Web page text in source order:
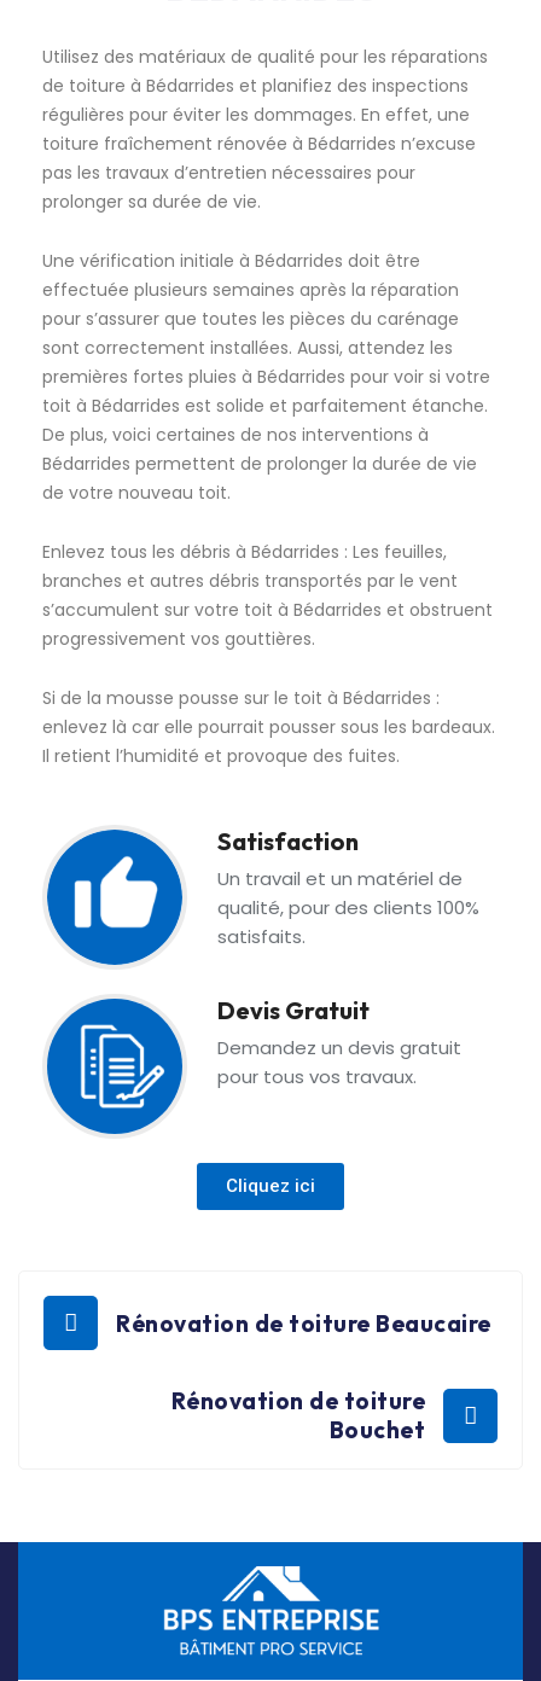
Utilisez des matériaux de qualité pour les réparations
de toiture à Bédarrides et planifiez des inspections
régulières pour éviter les dommages. En effet, une
toiture fraîchement rénovée à Bédarrides n’excuse
pas les travaux d’entretien nécessaires pour
prolonger sa durée de vie.
Une vérification initiale à Bédarrides doit être
effectuée plusieurs semaines après la réparation
pour s’assurer que toutes les pièces du carénage
sont correctement installées. Aussi, attendez les
premières fortes pluies à Bédarrides pour voir si votre
toit à Bédarrides est solide et parfaitement étanche.
De plus, voici certaines de nos interventions à
Bédarrides permettent de prolonger la durée de vie
de votre nouveau toit.
Enlevez tous les débris à Bédarrides : Les feuilles,
branches et autres débris transportés par le vent
s’accumulent sur votre toit à Bédarrides et obstruent
progressivement vos gouttières.
Si de la mousse pousse sur le toit à Bédarrides :
enlevez là car elle pourrait pousser sous les bardeaux.
Il retient l’humidité et provoque des fuites.
Satisfaction
Un travail et un matériel de
qualité, pour des clients 100%
satisfaits.
Devis Gratuit
Demandez un devis gratuit
pour tous vos travaux.
Cliquez ici
Rénovation de toiture Beaucaire
Rénovation de toiture
Bouchet